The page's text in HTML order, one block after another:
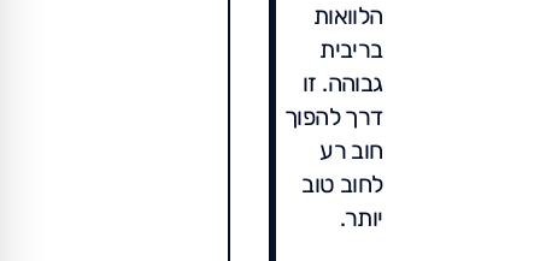
הלוואות
בריבית
גבוהה. זו
דרך להפוך
חוב רע
לחוב טוב
יותר.